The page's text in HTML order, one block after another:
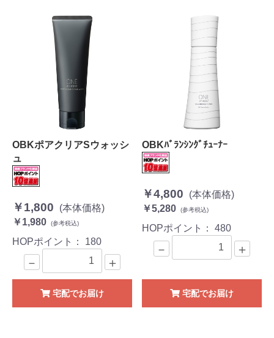
OBKポアクリアSウォッシ
ュ
￥1,800
(本体価格)
￥1,980
(参考税込)
HOPポイント： 180
－ ＋
宅配でお届け
OBKﾊﾞﾗﾝｼﾝｸﾞﾁｭｰﾅｰ
￥4,800
(本体価格)
￥5,280
(参考税込)
HOPポイント： 480
－ ＋
宅配でお届け